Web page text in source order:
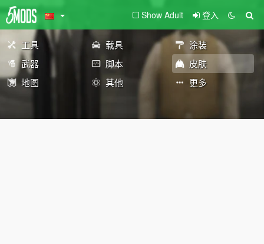
Show Adult 登入
工具 载具
涂装
武器
脚本
皮肤
地图
其他 更多